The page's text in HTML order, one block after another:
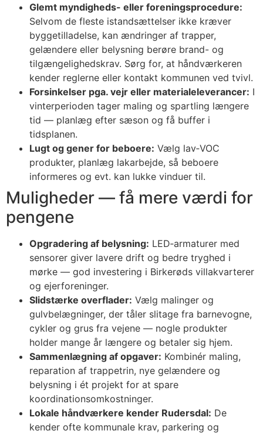
Glemt myndigheds- eller foreningsprocedure:
Selvom de fleste istandsættelser ikke kræver
byggetilladelse, kan ændringer af trapper,
gelændere eller belysning berøre brand- og
tilgængelighedskrav. Sørg for, at håndværkeren
kender reglerne eller kontakt kommunen ved tvivl.
Forsinkelser pga. vejr eller materialeleverancer: I
vinterperioden tager maling og spartling længere
tid — planlæg efter sæson og få buffer i
tidsplanen.
Lugt og gener for beboere: Vælg lav‑VOC
produkter, planlæg lakarbejde, så beboere
informeres og evt. kan lukke vinduer til.
Muligheder — få mere værdi for
pengene
Opgradering af belysning: LED‑armaturer med
sensorer giver lavere drift og bedre tryghed i
mørke — god investering i Birkerøds villakvarterer
og ejerforeninger.
Slidstærke overflader: Vælg malinger og
gulvbelægninger, der tåler slitage fra barnevogne,
cykler og grus fra vejene — nogle produkter
holder mange år længere og betaler sig hjem.
Sammenlægning af opgaver: Kombinér maling,
reparation af trappetrin, nye gelændere og
belysning i ét projekt for at spare
koordinationsomkostninger.
Lokale håndværkere kender Rudersdal: De
kender ofte kommunale krav, parkering og